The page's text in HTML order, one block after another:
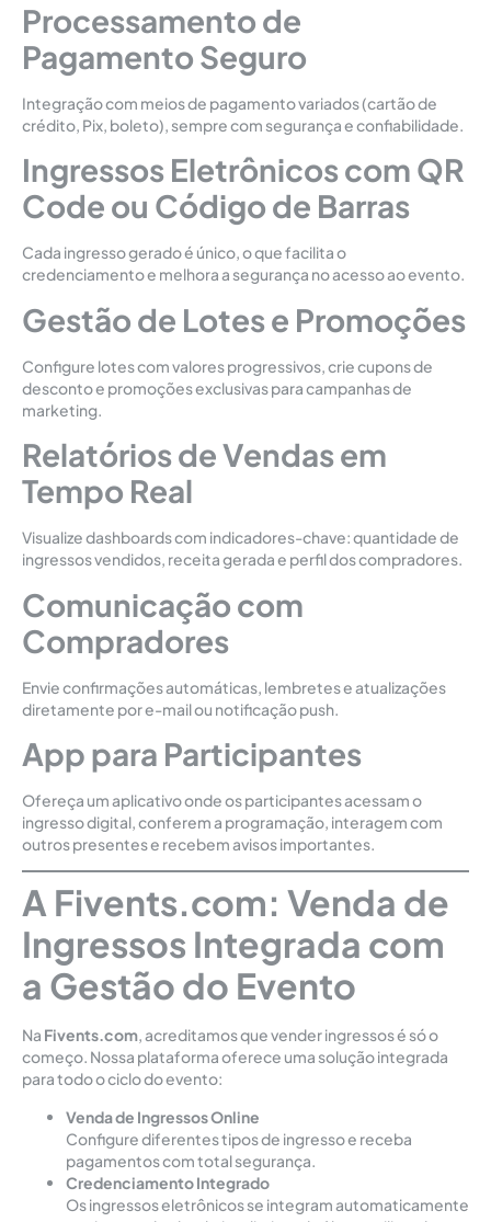
Processamento de
Pagamento Seguro
Integração com meios de pagamento variados (cartão de
crédito, Pix, boleto), sempre com segurança e confiabilidade.
Ingressos Eletrônicos com QR
Code ou Código de Barras
Cada ingresso gerado é único, o que facilita o
credenciamento e melhora a segurança no acesso ao evento.
Gestão de Lotes e Promoções
Configure lotes com valores progressivos, crie cupons de
desconto e promoções exclusivas para campanhas de
marketing.
Relatórios de Vendas em
Tempo Real
Visualize dashboards com indicadores-chave: quantidade de
ingressos vendidos, receita gerada e perfil dos compradores.
Comunicação com
Compradores
Envie confirmações automáticas, lembretes e atualizações
diretamente por e-mail ou notificação push.
App para Participantes
Ofereça um aplicativo onde os participantes acessam o
ingresso digital, conferem a programação, interagem com
outros presentes e recebem avisos importantes.
A Fivents.com: Venda de
Ingressos Integrada com
a Gestão do Evento
Na Fivents.com, acreditamos que vender ingressos é só o
começo. Nossa plataforma oferece uma solução integrada
para todo o ciclo do evento:
Venda de Ingressos Online
Configure diferentes tipos de ingresso e receba
pagamentos com total segurança.
Credenciamento Integrado
Os ingressos eletrônicos se integram automaticamente